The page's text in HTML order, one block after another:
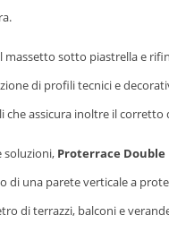
sotto piastrella e
di profili tecnici e
che assicura inoltre il corretto
soluzioni, Proterrace Double
una parete verticale a
di terrazzi, balconi e